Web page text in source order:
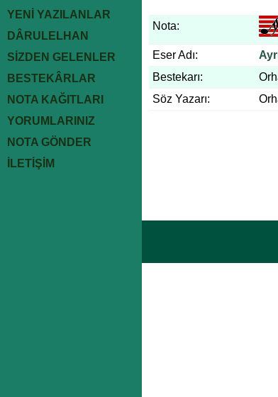
YENİ YAZILANLAR
DÂRULELHAN
SİZDEN GELENLER
BESTEKÂRLAR
NOTA KAĞITLARI
YORUMLARINIZ
NOTA GÖNDER
İLETİŞİM
Nota:
Eser Adı:
Bestekarı:
Söz Yazarı: